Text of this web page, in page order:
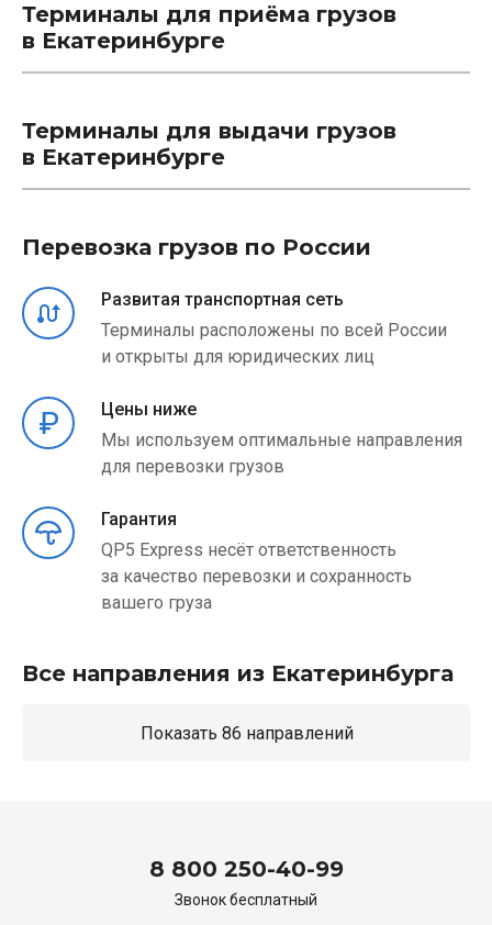
Терминалы для приёма грузов
в Екатеринбурге
Терминалы для выдачи грузов
в Екатеринбурге
Перевозка грузов по России
Развитая транспортная сеть
Терминалы расположены по всей России
и открыты для юридических лиц
Цены ниже
Мы используем оптимальные направления
для перевозки грузов
Гарантия
QP5 Express несёт ответственность
за качество перевозки и сохранность
вашего груза
Все направления из Екатеринбурга
Показать 86 направлений
8 800 250-40-99
Звонок бесплатный